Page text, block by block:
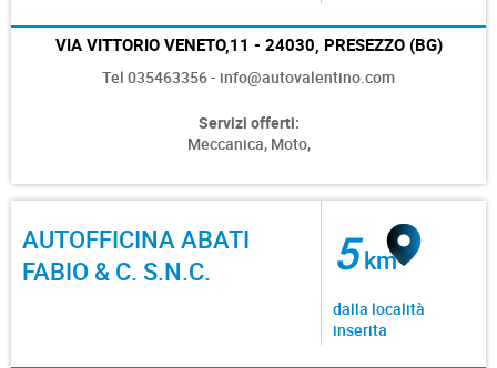
VIA VITTORIO VENETO,11 - 24030, PRESEZZO (BG)
Tel 035463356 - info@autovalentino.com
Servizi offerti:
Meccanica, Moto,
AUTOFFICINA ABATI
FABIO & C. S.N.C.
5km
dalla località
inserita